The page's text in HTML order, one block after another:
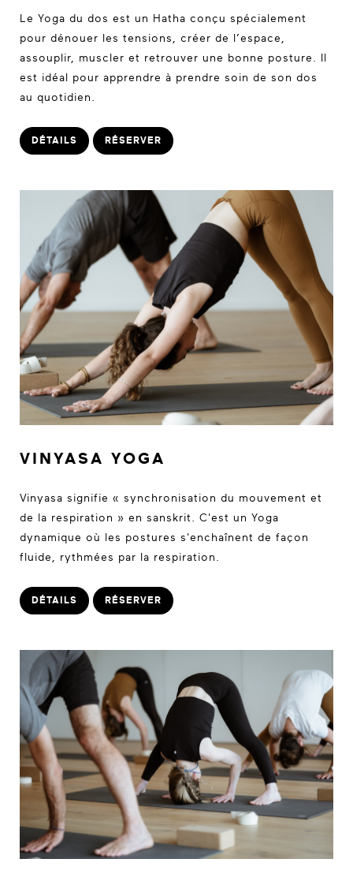
Le Yoga du dos est un Hatha conçu spécialement
pour dénouer les tensions, créer de l’espace,
assouplir, muscler et retrouver une bonne posture. Il
est idéal pour apprendre à prendre soin de son dos
au quotidien.
DÉTAILS RÉSERVER
VINYASA YOGA
Vinyasa signifie « synchronisation du mouvement et
de la respiration » en sanskrit. C'est un Yoga
dynamique où les postures s'enchaînent de façon
fluide, rythmées par la respiration.
DÉTAILS RÉSERVER